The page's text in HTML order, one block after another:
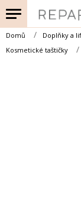
na
obsah
Domů Doplňky a
Kosmetické taštičky